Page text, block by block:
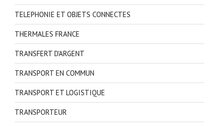
TELEPHONIE ET OBJETS CONNECTES
THERMALES FRANCE
TRANSFERT D'ARGENT
TRANSPORT EN COMMUN
TRANSPORT ET LOGISTIQUE
TRANSPORTEUR